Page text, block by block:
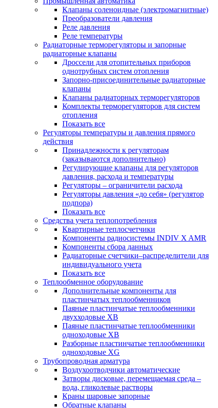
Клапаны соленоидные (электромагнитные)
Преобразователи давления
Реле давления
Реле температуры
Радиаторные терморегуляторы и запорные
радиаторные клапаны
Дроссели для отопительных приборов
однотрубных систем отопления
Запорно-присоединительные радиаторные
клапаны
Клапаны радиаторных терморегуляторов
Комплекты терморегуляторов для систем
отопления
Показать все
Регуляторы температуры и давления прямого
действия
Принадлежности к регуляторам
(заказываются дополнительно)
Регулирующие клапаны для регуляторов
давления, расхода и температуры
Регуляторы – ограничители расхода
Регуляторы давления «до себя» (регулятор
подпора)
Показать все
Средства учета теплопотребления
Квартирные теплосчетчики
Компоненты радиосистемы INDIV X AMR
Компоненты сбора данных
Радиаторные счетчики–распределители для
индивидуального учета
Показать все
Теплообменное оборудование
Дополнительные компоненты для
пластинчатых теплообменников
Паяные пластинчатые теплообменники
двухходовые XB
Паяные пластинчатые теплообменники
одноходовые ХВ
Разборные пластинчатые теплообменники
одноходовые ХG
Трубопроводная арматура
Воздухоотводчики автоматические
Затворы дисковые, перемещаемая среда –
вода, гликолевые растворы
Краны шаровые запорные
Обратные клапаны